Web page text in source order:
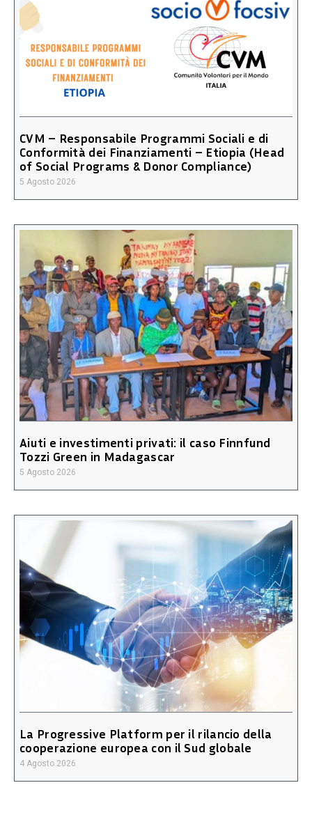
CVM – Responsabile Programmi Sociali e di
Conformità dei Finanziamenti – Etiopia (Head
of Social Programs & Donor Compliance)
5 Agosto 2026
Aiuti e investimenti privati: il caso Finnfund
Tozzi Green in Madagascar
5 Agosto 2026
La Progressive Platform per il rilancio della
cooperazione europea con il Sud globale
4 Agosto 2026